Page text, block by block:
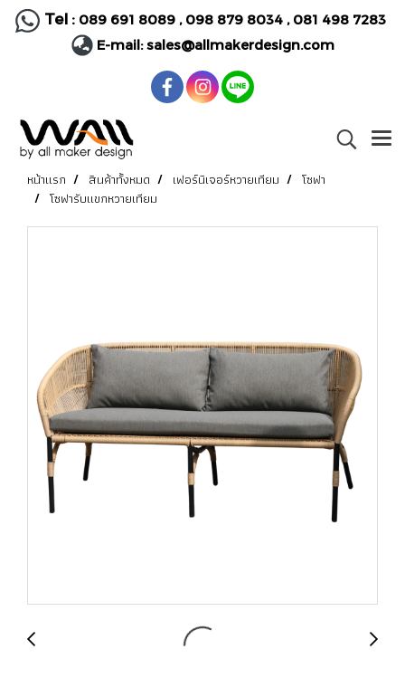
Tel : 089 691 8089, 098 879 8034 , 081 498 7283
E-mail:sales@allmakerdesign.com
หน้าแรก สินค้าทั้งหมด เฟอร์นิเจอร์หวายเทียม
โซฟา
โซฟารับแขกหวายเทียม